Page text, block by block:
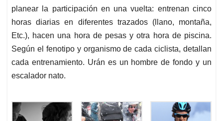
planear la participación en una vuelta: entrenan cinco
horas diarias en diferentes trazados (llano, montaña,
Etc.), hacen una hora de pesas y otra hora de piscina.
Según el fenotipo y organismo de cada ciclista, detallan
cada entrenamiento. Urán es un hombre de fondo y un
escalador nato.